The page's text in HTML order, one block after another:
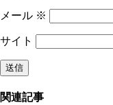
メール ※
サイト
関連記事